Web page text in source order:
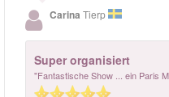
Carina Tierp
Super organisiert
"Fantastische Show ... ein Paris